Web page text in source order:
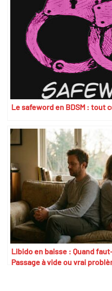
Le safeword en BDSM : tout
Libido en baisse : Quand
Passage à vide ou vrai